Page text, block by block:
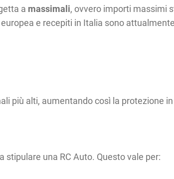
a massimali, ovvero importi massimi
e recepiti in Italia sono
più alti, aumentando così la protezione
una RC Auto. Questo vale per: